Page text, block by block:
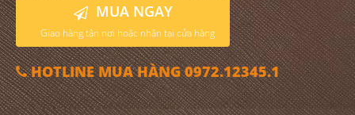
MUA NGAY
Giao hàng tận nơi hoặc nhận tại cửa hàng
HOTLINE MUA HÀNG 0972.12345.1